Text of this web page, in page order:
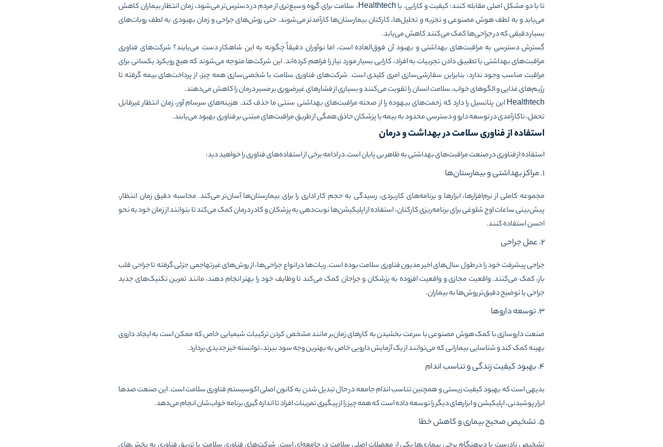
تا با دو مشکل اصلی مقابله کنند: کیفیت و کارایی. با Healthtech، سلامت برای گروه وسیع‌تری از مردم در دسترس‌تر می‌شود، زمان انتظار بیماران کاهش
می‌یابد و به لطف هوش مصنوعی و تجزیه و تحلیل‌ها، کارکنان بیمارستان‌ها کارآمدتر می‌شوند. حتی روش‌های جراحی و زمان بهبودی به لطف روبات‌های
بسیار دقیقی که در جراحی‌ها کمک می‌کنند کاهش می‌یابد.
گسترش دسترسی به مراقبت‌های بهداشتی و بهبود آن فوق‌العاده است، اما نوآوران دقیقاً چگونه به این شاهکار دست می‌یابند؟ شرکت‌های فناوری
مراقبت‌های بهداشتی با تطبیق دادن تجربیات به افراد، کارایی بسیار مورد نیاز را فراهم کرده‌اند. این شرکت‌ها متوجه می‌شوند که هیچ رویکرد یکسانی برای
مراقبت مناسب وجود ندارد، بنابراین سفارشی‌سازی امری کلیدی است. شرکت‌های فناوری سلامت با شخصی‌سازی همه چیز، از پرداخت‌های بیمه گرفته تا
رژیم‌های غذایی و الگوهای خواب، سلامت انسان را تقویت می‌کنند و بسیاری از فشارهای غیرضروری بر مسیر درمان را کاهش می‌دهند.
Healthtech این پتانسیل را دارد که زحمت‌های بیهوده را از صحنه مراقبت‌های بهداشتی سنتی ما حذف کند. هزینه‌های سرسام آور، زمان انتظار غیرقابل
تحمل، ناکارآمدی در توسعه دارو و دسترسی محدود به بیمه یا پزشکان حاذق همگی از طریق مراقبت‌های مبتنی بر فناوری بهبود می‌یابند.
استفاده از فناوری سلامت در بهداشت و درمان
استفاده از فناوری در صنعت مراقبت‌های بهداشتی به ظاهر بی پایان است.در ادامه برخی از استفاده‌های فناوری را خواهید دید:
۱. مراکز بهداشتی و بیمارستان‌ها
مجموعه کاملی از نرم‌افزارها، ابزارها و برنامه‌های کاربردی، رسیدگی به حجم کار اداری را برای بیمارستان‌ها آسان‌تر می‌کند. محاسبه دقیق زمان انتظار،
پیش‌بینی ساعات اوج شلوغی برای برنامه‌ریزی کارکنان، استفاده از اپلیکیشن‌ها نوبت‌دهی به پزشکان و کادر درمان کمک می‌کند تا بتوانند از زمان خود به نحو
احسن استفاده کنند.
۲. عمل جراحی
جراحی پیشرفت خود را در طول سال‌های اخیر مدیون فناوری سلامت بوده است. ربات‌ها در انواع جراحی‌ها، از روش‌های غیرتهاجمی جزئی گرفته تا جراحی قلب
باز، کمک می‌کنند. واقعیت مجازی و واقعیت افزوده به پزشکان و جراحان کمک می‌کند تا وظایف خود را بهتر انجام دهند، مانند تمرین تکنیک‌های جدید
جراحی یا توضیح دقیق‌تر روش‌ها به بیماران.
۳. توسعه داروها
صنعت داروسازی با کمک هوش مصنوعی با سرعت بخشیدن به کارهای زمان‌بر مانند مشخص کردن ترکیبات شیمیایی خاص که ممکن است به ایجاد داروی
بهینه کمک کند و شناسایی بیمارانی که می‌توانند از یک آزمایش دارویی خاص به بهترین وجه سود ببرند، توانسته خیز جدیدی بردارد.
۴. بهبود کیفیت زندگی و تناسب اندام
بدیهی است که بهبود کیفیت زیستی و همچنین تناسب اندام جامعه در حال تبدیل شدن به کانون اصلی اکوسیستم فناوری سلامت است. این صنعت صدها
ابزار پوشیدنی، اپلیکیشن و ابزارهای دیگر را توسعه داده است که همه چیز را از پیگیری تمرینات افراد تا اندازه گیری برنامه خواب‌شان انجام می‌دهد.
۵. تشخیص صحیح بیماری و کاهش خطا